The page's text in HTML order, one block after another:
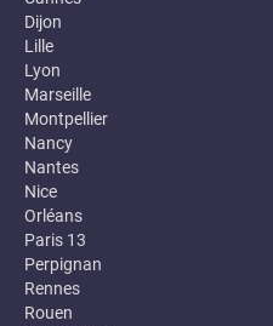
Dijon
Lille
Lyon
Marseille
Montpellier
Nancy
Nantes
Nice
Orléans
Paris 13
Perpignan
Rennes
Rouen